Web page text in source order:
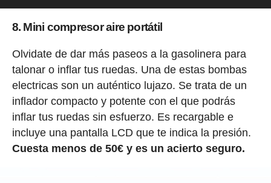
8. Mini compresor aire portátil
Olvidate de dar más paseos a la gasolinera para
talonar o inflar tus ruedas. Una de estas bombas
electricas son un auténtico lujazo. Se trata de un
inflador compacto y potente con el que podrás
inflar tus ruedas sin esfuerzo. Es recargable e
incluye una pantalla LCD que te indica la presión.
Cuesta menos de 50€ y es un acierto seguro.